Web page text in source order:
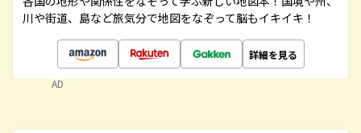
川や街道、島など旅気分で地図をなぞって脳もイキイキ！
詳細を見る
AD